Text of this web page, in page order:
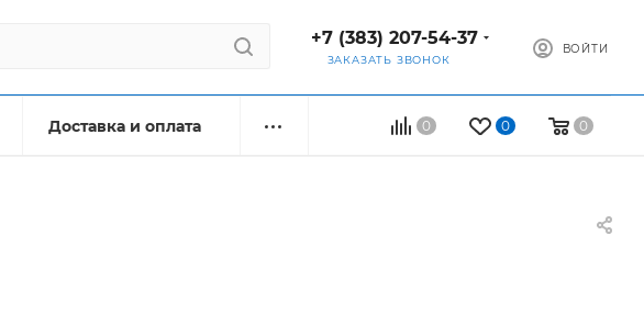
+7 (383) 207-54-37
ЗАКАЗАТЬ ЗВОНОК
ВОЙТИ
0 0 0
Доставка и оплата